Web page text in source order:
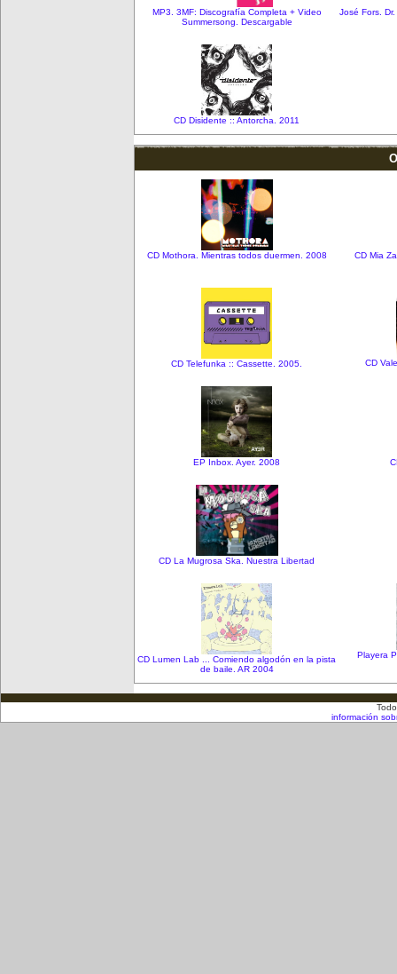
MP3. 3MF: Discografía Completa + Video
Summersong. Descargable
José Fors.
CD Disidente :: Antorcha. 2011
CD Mothora. Mientras todos duermen. 2008 CD Mia
CD Telefunka :: Cassette. 2005. CD
EP Inbox. Ayer. 2008
CD La Mugrosa Ska. Nuestra Libertad
CD Lumen Lab ... Comiendo algodón en la pista
de baile. AR 2004
Playera
información